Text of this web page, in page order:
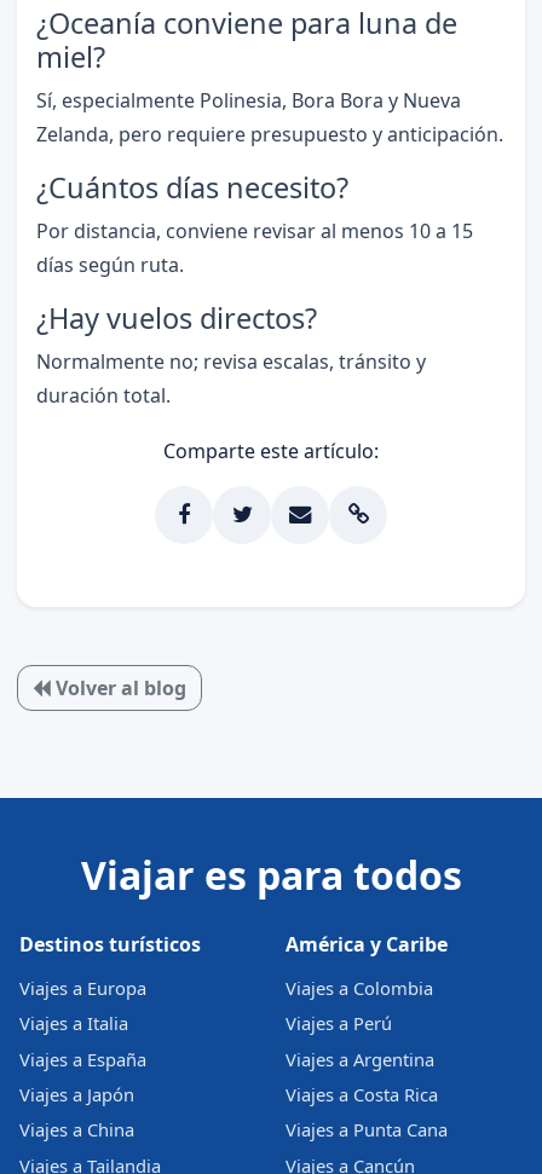
¿Oceanía conviene para luna de
miel?
Sí, especialmente Polinesia, Bora Bora y Nueva
Zelanda, pero requiere presupuesto y anticipación.
¿Cuántos días necesito?
Por distancia, conviene revisar al menos 10 a 15
días según ruta.
¿Hay vuelos directos?
Normalmente no; revisa escalas, tránsito y
duración total.
Comparte este artículo:
Volver al blog
Viajar es para todos
Destinos turísticos
Viajes a Europa
Viajes a Italia
Viajes a España
Viajes a Japón
Viajes a China
Viajes a Tailandia
América y Caribe
Viajes a Colombia
Viajes a Perú
Viajes a Argentina
Viajes a Costa Rica
Viajes a Punta Cana
Viajes a Cancún